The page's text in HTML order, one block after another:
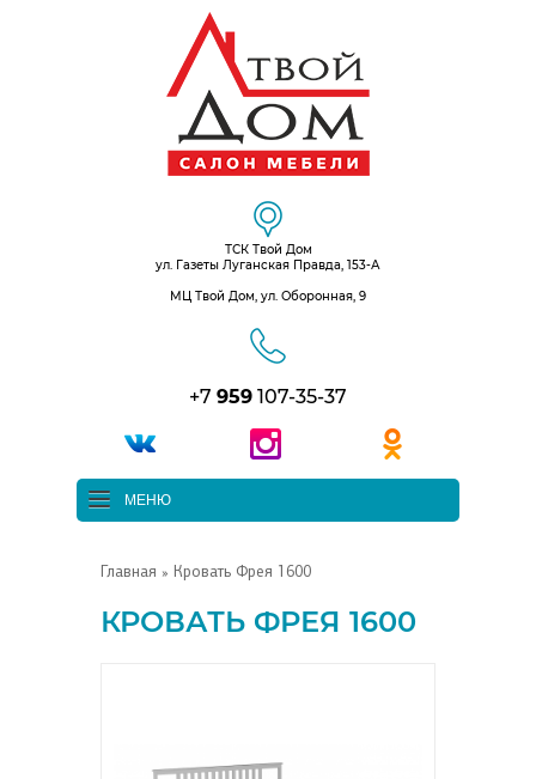
ТСК Твой Дом
ул. Газеты Луганская Правда, 153-А
МЦ Твой Дом, ул. Оборонная, 9
+7 959 107-35-37
МЕНЮ
Главная » Кровать Фрея 1600
КРОВАТЬ ФРЕЯ 1600